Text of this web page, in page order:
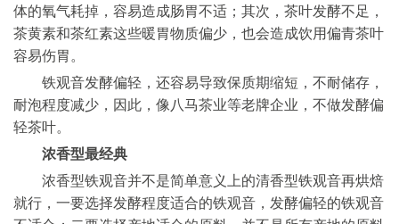
体的氧气耗掉，容易造成肠胃不适；其次，茶叶发酵不足，
茶黄素和茶红素这些暖胃物质偏少，也会造成饮用偏青茶叶
容易伤胃。
铁观音发酵偏轻，还容易导致保质期缩短，不耐储存，
耐泡程度减少，因此，像八马茶业等老牌企业，不做发酵偏
轻茶叶。
浓香型最经典
浓香型铁观音并不是简单意义上的清香型铁观音再烘焙
就行，一要选择发酵程度适合的铁观音，发酵偏轻的铁观音